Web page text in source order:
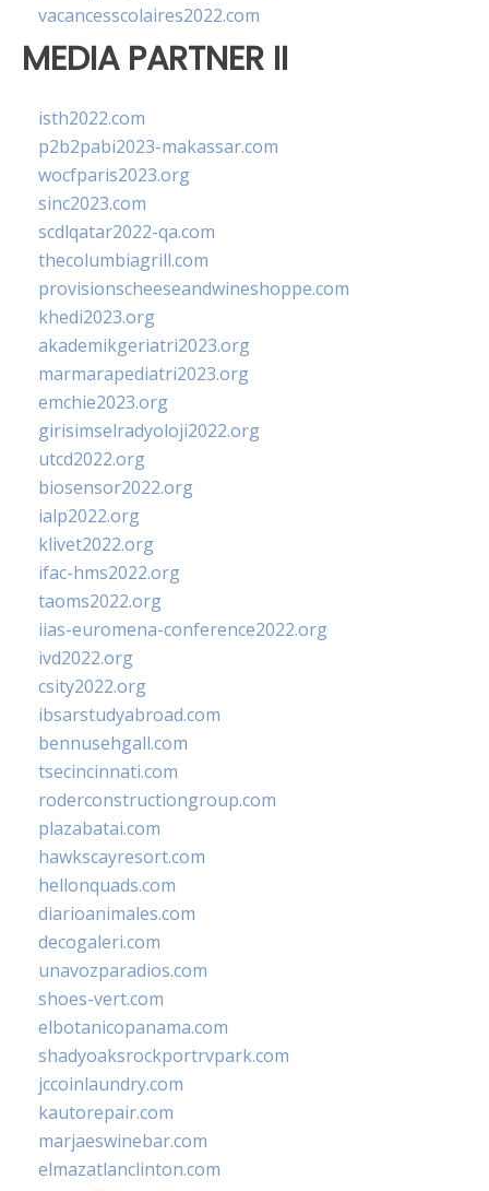
vacancesscolaires2022.com
MEDIA PARTNER II
isth2022.com
p2b2pabi2023-makassar.com
wocfparis2023.org
sinc2023.com
scdlqatar2022-qa.com
thecolumbiagrill.com
provisionscheeseandwineshoppe.com
khedi2023.org
akademikgeriatri2023.org
marmarapediatri2023.org
emchie2023.org
girisimselradyoloji2022.org
utcd2022.org
biosensor2022.org
ialp2022.org
klivet2022.org
ifac-hms2022.org
taoms2022.org
iias-euromena-conference2022.org
ivd2022.org
csity2022.org
ibsarstudyabroad.com
bennusehgall.com
tsecincinnati.com
roderconstructiongroup.com
plazabatai.com
hawkscayresort.com
hellonquads.com
diarioanimales.com
decogaleri.com
unavozparadios.com
shoes-vert.com
elbotanicopanama.com
shadyoaksrockportrvpark.com
jccoinlaundry.com
kautorepair.com
marjaeswinebar.com
elmazatlanclinton.com